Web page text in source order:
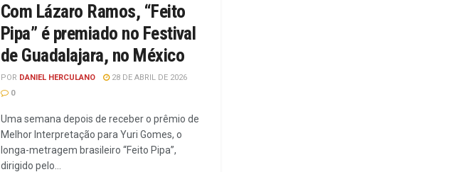
Com Lázaro Ramos, “Feito
Pipa” é premiado no Festival
de Guadalajara, no México
POR DANIEL HERCULANO
28 DE ABRIL DE 2026
0
Uma semana depois de receber o prêmio de
Melhor Interpretação para Yuri Gomes, o
longa-metragem brasileiro “Feito Pipa”,
dirigido pelo...